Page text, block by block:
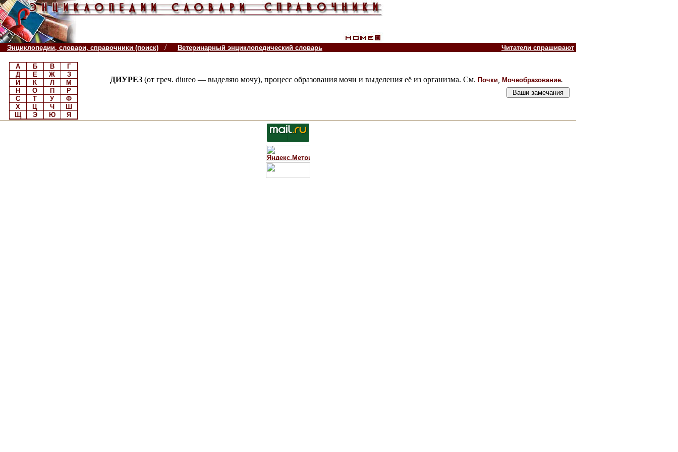
Энциклопедии, словари, справочники (поиск) / Ветеринарный энциклопедический словарь Читатели спрашивают
А Б В
Г
Д
Е Ж
З
И
К Л
М
Н
О П
Р
С
Т У
Ф
Х
Ц Ч
Ш
Щ
Э Ю Я
ДИУРЕЗ (от греч. diureo — выделяю мочу), процесс образования мочи и выделения её из организма. См.Почки ,Мочеобразование.